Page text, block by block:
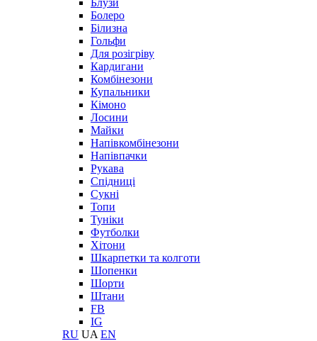
Блузи
Болеро
Білизна
Гольфи
Для розігріву
Кардигани
Комбінезони
Купальники
Кімоно
Лосини
Майки
Напівкомбінезони
Напівпачки
Рукава
Спідниці
Сукні
Топи
Туніки
Футболки
Хітони
Шкарпетки та колготи
Шопенки
Шорти
Штани
FB
IG
RU UA EN